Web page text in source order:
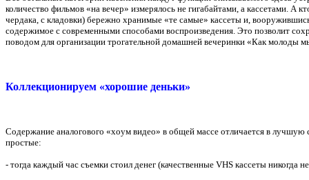
количество фильмов «на вечер» измерялось не гигабайтами, а кассетами. А
чердака, с кладовки) бережно хранимые «те самые» кассеты и,
содержимое с современными способами воспроизведения. Это позволит
поводом для организации трогательной домашней вечеринки «Как молоды
Коллекционируем «хорошие деньки»
Содержание аналогового «хоум видео» в общей массе отличается в
простые:
- тогда каждый час съемки стоил денег (качественные VHS кассеты никогда